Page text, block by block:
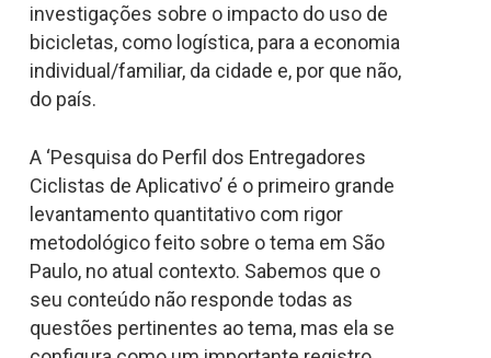
investigações sobre o impacto do uso de
bicicletas, como logística, para a economia
individual/familiar, da cidade e, por que não,
do país.
A ‘Pesquisa do Perfil dos Entregadores
Ciclistas de Aplicativo’ é o primeiro grande
levantamento quantitativo com rigor
metodológico feito sobre o tema em São
Paulo, no atual contexto. Sabemos que o
seu conteúdo não responde todas as
questões pertinentes ao tema, mas ela se